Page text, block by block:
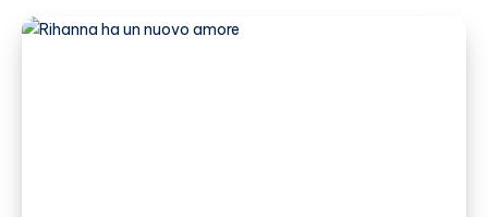
single